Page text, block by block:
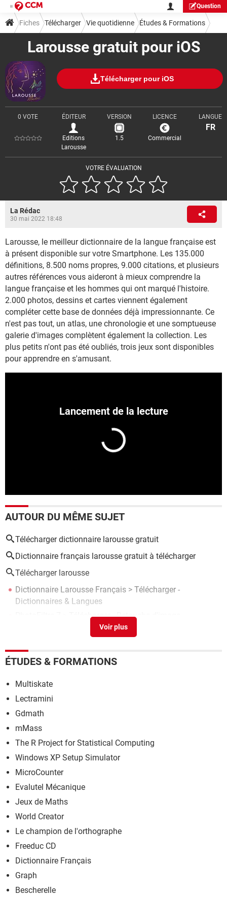
Question
Larousse gratuit pour iOS
Télécharger pour iOS
VOTRE ÉVALUATION
0 VOTE ÉDITEUR
Editions
Larousse
VERSION
1.5
LICENCE
Commercial
LANGUE
FR
Fiches Télécharger Vie quotidienne Études & Formations
La Rédac
30 mai 2022 18:48
Larousse, le meilleur dictionnaire de la langue française est
à présent disponible sur votre Smartphone. Les 135.000
définitions, 8.500 noms propres, 9.000 citations, et plusieurs
autres références vous aideront à mieux comprendre la
langue française et les hommes qui ont marqué l'histoire.
2.000 photos, dessins et cartes viennent également
compléter cette base de données déjà impressionnante. Ce
n'est pas tout, un atlas, une chronologie et une somptueuse
galerie d'images complètent également la collection. Les
plus petits n'ont pas été oubliés, trois jeux sont disponibles
pour apprendre en s'amusant.
AUTOUR DU MÊME SUJET
Télécharger dictionnaire larousse gratuit
Dictionnaire français larousse gratuit à télécharger
Télécharger larousse
Dictionnaire Larousse Français > Télécharger -
Dictionnaires & Langues
> Télécharger - Retouche d'image
> Télécharger - Nettoyage
Clé d'installation Windows : utiliser des clés génériques
ÉTUDES & FORMATIONS
Multiskate
Lectramini
Gdmath
mMass
The R Project for Statistical Computing
Windows XP Setup Simulator
MicroCounter
Evalutel Mécanique
Jeux de Maths
World Creator
Le champion de l'orthographe
Freeduc CD
Dictionnaire Français
Graph
Bescherelle